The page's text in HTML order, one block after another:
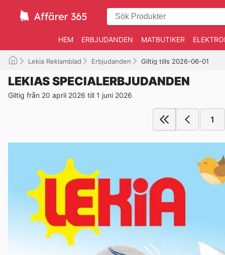
HEM ERBJUDANDEN MATBUTIKER
Lekia Reklamblad Erbjudanden Giltig tills 2026-06-01
LEKIAS SPECIALERBJUDANDEN
Giltig från 20 april 2026 till 1 juni 2026
1